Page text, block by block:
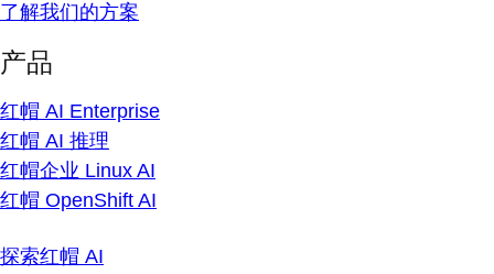
了解我们的方案
产品
红帽 AI Enterprise
红帽 AI 推理
红帽企业 Linux AI
红帽 OpenShift AI
探索红帽 AI